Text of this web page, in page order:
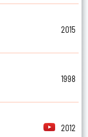
2015
1998
2012